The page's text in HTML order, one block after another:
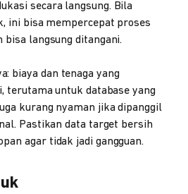
secara langsung. Bila
ini bisa mempercepat proses
bisa langsung ditangani.
biaya dan tenaga yang
terutama untuk database yang
kurang nyaman jika dipanggil
Pastikan data target bersih
agar tidak jadi gangguan.